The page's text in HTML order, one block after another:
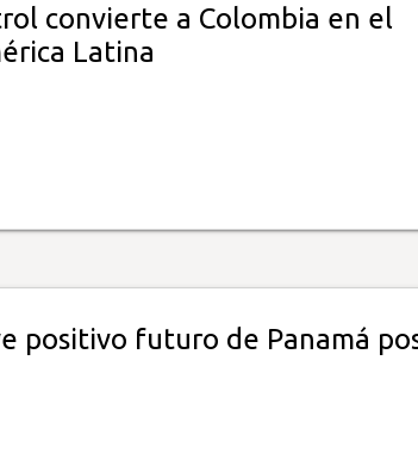
convierte a Colombia en el
Latina
positivo futuro de Panamá